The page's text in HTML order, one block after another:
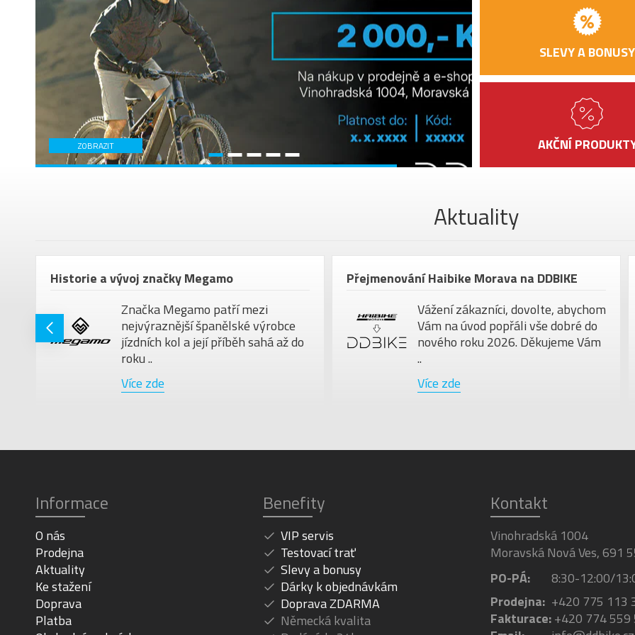
ŘÍDÍTKA
6º
GRIPY
PŘEDSTAVEC
SEDLOVKA
PEDÁLY
bez
VELIKOST KOL 29"
Barva
ZOBRAZIT
SLEVY A BONUSY
AKČNÍ
Aktuality
Historie a vývoj značky Megamo
Značka Megamo patří mezi
nejvýraznější španělské výrobce
jízdních kol a její příběh sahá až do
roku ..
Více zde
Přejmenování Haibike Morava na DDBIKE
Vážení zákazníci, dovolte, abychom
Vám na úvod popřáli vše dobré do
nového roku 2026. Děkujeme Vám
..
Více zde
Informace
O nás
Prodejna
Aktuality
Ke stažení
Doprava
Platba
Benefity
VIP servis
Testovací trať
Slevy a bonusy
Dárky k objednávkám
Doprava ZDARMA
Německá kvalita
Kontakt
Vinohradská 1004
Moravská Nová Ves, 691
PO-PÁ:
8:30-12:00/
Prodejna: +420 775 113
Fakturace:+420 774 559